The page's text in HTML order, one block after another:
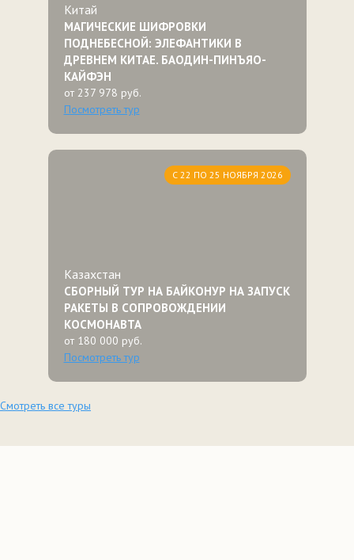
Китай
МАГИЧЕСКИЕ ШИФРОВКИ
ПОДНЕБЕСНОЙ: ЭЛЕФАНТИКИ В
ДРЕВНЕМ КИТАЕ. БАОДИН-ПИНЪЯО-
КАЙФЭН
от 237 978 руб.
Посмотреть тур
С 22 ПО 25 НОЯБРЯ 2026
Казахстан
СБОРНЫЙ ТУР НА БАЙКОНУР НА ЗАПУСК
РАКЕТЫ В СОПРОВОЖДЕНИИ
КОСМОНАВТА
от 180 000 руб.
Посмотреть тур
Смотреть все туры